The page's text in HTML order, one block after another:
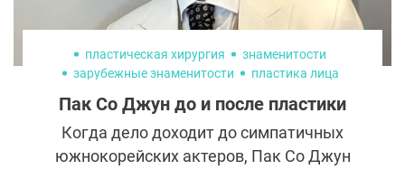
пластическая хирургия
знаменитости
зарубежные знаменитости
пластика лица
Пак Со Джун до и после пластики
Когда дело доходит до симпатичных
южнокорейских актеров, Пак Со Джун